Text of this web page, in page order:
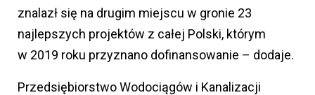
znalazł się na drugim miejscu w gronie 23
najlepszych projektów z całej Polski, którym
w 2019 roku przyznano dofinansowanie – dodaje.
Przedsiębiorstwo Wodociągów i Kanalizacji